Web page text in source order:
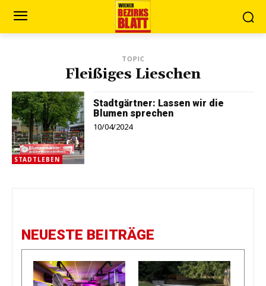
TOPIC
Fleißiges Lieschen
STADTLEBEN
Stadtgärtner: Lassen wir die
Blumen sprechen
10/04/2024
NEUESTE BEITRÄGE